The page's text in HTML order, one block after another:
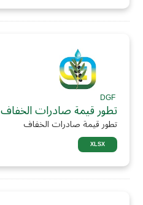
DGF
تطور قيمة صادرات الخفاف
تطور قيمة صادرات الخفاف
XLSX